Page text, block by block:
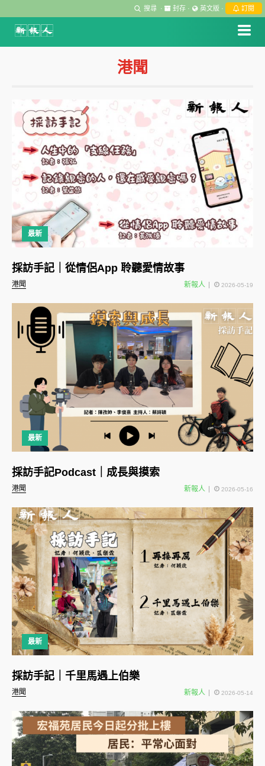
搜尋 · 封存 · 英文版 · 訂閱
港聞
最新
港聞
採訪手記｜從情侶App 聆聽愛情故事
新報人 2026-05-19
最新
港聞
採訪手記Podcast｜成長與摸索
新報人 2026-05-16
最新
港聞
採訪手記｜千里馬遇上伯樂
新報人 2026-05-14